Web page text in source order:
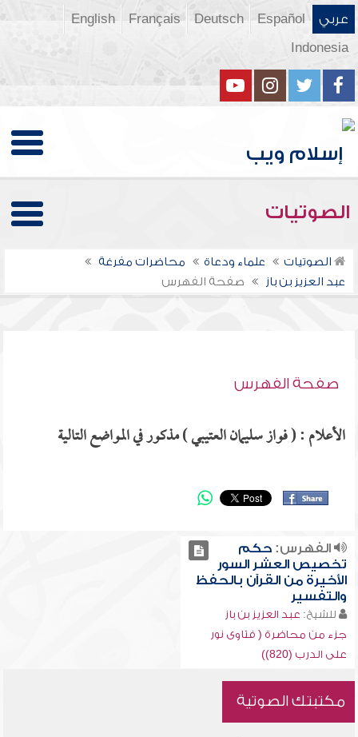
عربي Español
Deutsch
Français
English
Indonesia
الصوتيات
الصوتيات علماء ودعاة
محاضرات مفرغة
عبد العزيز بن باز
صفحة الفهرس
صفحة الفهرس
الأعلام : ( فواز سليمان العتيبي ) مذكور في المواضع التالية
الفهرس:حكم
تخصيص العشر السور
الأخيرة من القرآن بالحفظ
والتفسير
للشيخ: عبد العزيز بن باز
جزء من محاضرة ( فتاوى نور
على الدرب (820))
مكتبتك الصوتية